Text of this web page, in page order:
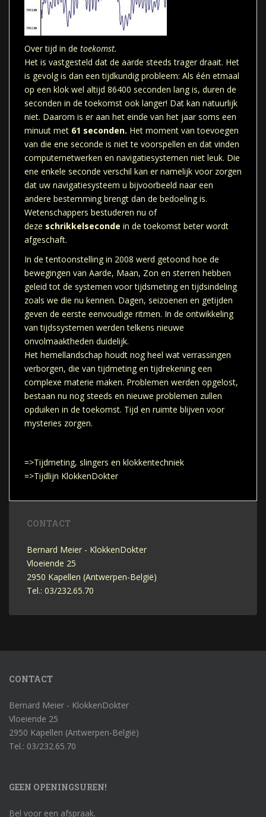
Over tijd in de toekomst.
Het is vastgesteld dat de aarde steeds trager draait. Het
is gevolg is dan een tijdkundig probleem: Als één etmaal
op een klok wel altijd 86400 seconden lang is, duren de
seconden in de toekomst ook langer! Dat kan natuurlijk
niet. Daarom is er aan het einde van het jaar soms een
minuut met 61 seconden. Het moment van toevoegen
van die ene seconde is niet te voorspellen en dat vinden
computernetwerken en navigatiesystemen niet leuk. Die
ene enkele seconde verschil kan er namelijk voor zorgen
dat uw navigatiesysteem u bijvoorbeeld naar een
andere bestemming brengt dan de bedoeling is.
Wetenschappers bestuderen nu of
deze schrikkelseconde in de toekomst beter wordt
afgeschaft.
In de tentoonstelling in 2008 werd getoond hoe de
bewegingen van Aarde, Maan, Zon en sterren hebben
geleid tot de systemen voor tijdsmeting en tijdsindeling
zoals we die nu kennen. Dagen, seizoenen en getijden
geven de eerste eenvoudige ritmen. In de ontwikkeling
van tijdssystemen werden telkens nieuwe
onvolmaaktheden duidelijk.
Het hemellandschap houdt nog heel wat verrassingen
verborgen, die van tijdmeting en tijdrekening een
complexe materie maken. Problemen werden opgelost,
bestaan nu nog steeds en nieuwe problemen zullen
opduiken in de toekomst. Tijd en ruimte blijven voor
mysteries zorgen.
=>Tijdmeting, slingers en klokkentechniek
=>Tijdlijn KlokkenDokter
CONTACT
Bernard Meier - KlokkenDokter
Vloeiende 25
2950 Kapellen (Antwerpen-België)
Tel.: 03/232.65.70
CONTACT
Bernard Meier - KlokkenDokter
Vloeiende 25
2950 Kapellen (Antwerpen-België)
Tel.: 03/232.65.70
GEEN OPENINGSUREN!
Bel voor een afspraak.